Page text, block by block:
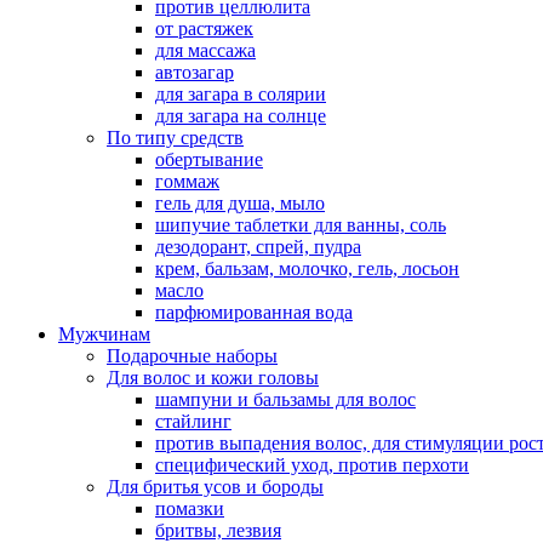
против целлюлита
от растяжек
для массажа
автозагар
для загара в солярии
для загара на солнце
По типу средств
обертывание
гоммаж
гель для душа, мыло
шипучие таблетки для ванны, соль
дезодорант, спрей, пудра
крем, бальзам, молочко, гель, лосьон
масло
парфюмированная вода
Мужчинам
Подарочные наборы
Для волос и кожи головы
шампуни и бальзамы для волос
стайлинг
против выпадения волос, для стимуляции
специфический уход, против перхоти
Для бритья усов и бороды
помазки
бритвы, лезвия